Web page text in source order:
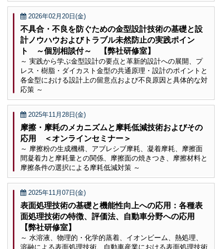
2026年02月20日(金)
不具合・不良を防ぐための金型設計技術の基礎と設
計ノウハウおよびトラブル未然防止の実践ポイン
ト ～個別相談付～ 【弊社研修室】
～ 実践から学ぶ金型設計の要点と革新的設計への展開、プ
レス・樹脂・ダイカスト金型の共通原理・設計のポイントと
各金型における設計上の留意点および不良原因と具体的な対
応策 ～
2025年11月28日(金)
摩擦・摩耗のメカニズムと摩耗低減技術およびその
応用 ＜オンラインセミナー＞
～ 摩擦粉の生成機構、アブレシブ摩耗、凝着摩耗、摩擦面
間凝着力と摩耗量との関係、摩擦面の焼きつき、摩擦材料と
摩擦条件の選択による摩耗低減対策 ～
2025年11月07日(金)
表面処理技術の基礎と機能性向上への応用：各種表
面処理技術の特徴、評価法、自動車分野への応用
【弊社研修室】
～ 水溶液、物理的・化学的蒸着、イオンビーム、熱処理、
溶融による表面処理技術、自動車産業における表面処理技術